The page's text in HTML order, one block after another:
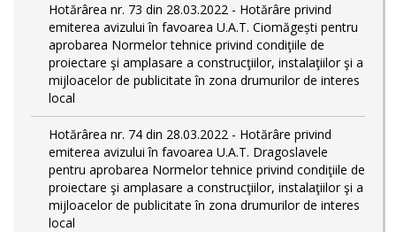
Hotărârea nr. 73 din 28.03.2022 - Hotărâre privind
emiterea avizului în favoarea U.A.T. Ciomăgești pentru
aprobarea Normelor tehnice privind condiţiile de
proiectare şi amplasare a construcţiilor, instalaţiilor şi a
mijloacelor de publicitate în zona drumurilor de interes
local
Hotărârea nr. 74 din 28.03.2022 - Hotărâre privind
emiterea avizului în favoarea U.A.T. Dragoslavele
pentru aprobarea Normelor tehnice privind condiţiile de
proiectare şi amplasare a construcţiilor, instalaţiilor şi a
mijloacelor de publicitate în zona drumurilor de interes
local